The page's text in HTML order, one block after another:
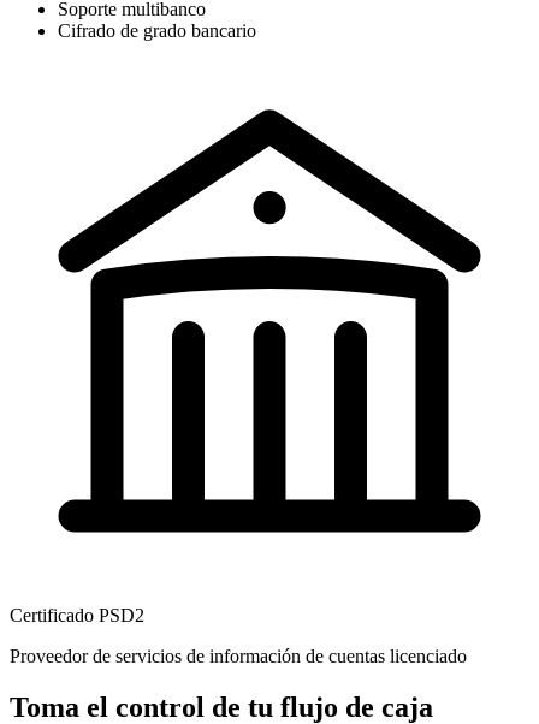
Soporte multibanco
Cifrado de grado bancario
Certificado PSD2
Proveedor de servicios de información de cuentas licenciado
Toma el control de tu flujo de caja